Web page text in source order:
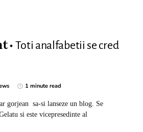
Toti analfabetii se cred
1 minute read
gorjean sa-si lanseze un blog. Se
si este vicepresedinte al